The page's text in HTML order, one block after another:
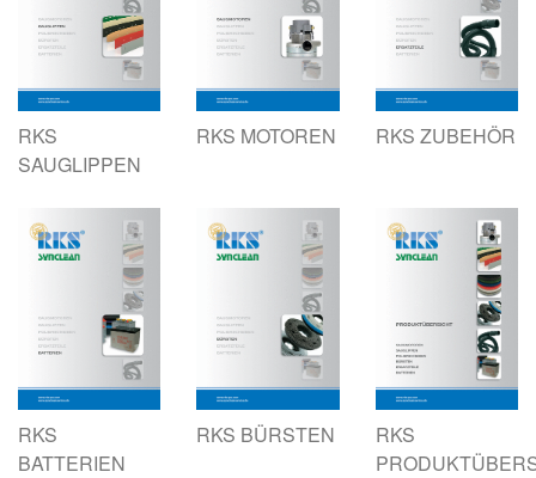
RKS
SAUGLIPPEN
RKS MOTOREN RKS ZUBEHÖR
RKS
BATTERIEN
RKS BÜRSTEN
RKS